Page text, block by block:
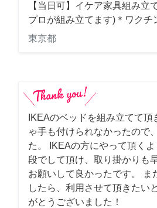
【当日可】イケア家具組み立
プロが組み立てます)＊ワクチ
東京都
IKEAのベッドを組み立てて頂
ゃ手も付けられなかったので
た。 IKEAの方にやって頂く
段でして頂け、取り掛かりも
お願いして良かったです。 ま
したら、利用させて頂きたい
がとうございました！